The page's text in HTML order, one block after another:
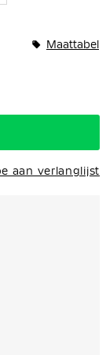
Maattabel
aan verlanglijst